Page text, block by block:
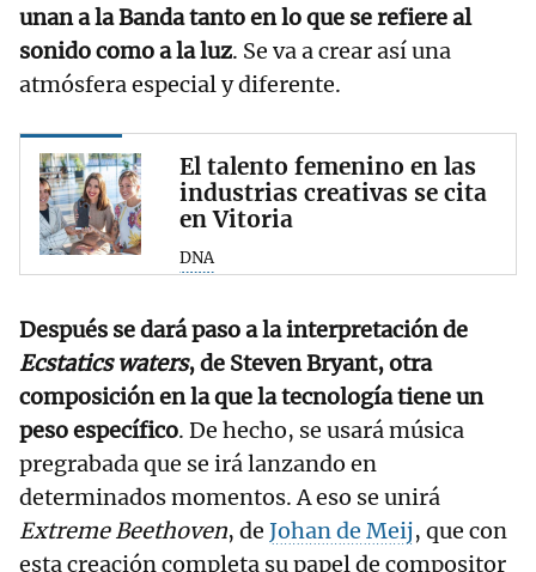
unan a la Banda tanto en lo que se refiere al
sonido como a la luz. Se va a crear así una
atmósfera especial y diferente.
El talento femenino en las
industrias creativas se cita
en Vitoria
DNA
Después se dará paso a la interpretación de
Ecstatics waters, de Steven Bryant, otra
composición en la que la tecnología tiene un
peso específico. De hecho, se usará música
pregrabada que se irá lanzando en
determinados momentos. A eso se unirá
Extreme Beethoven, de Johan de Meij, que con
esta creación completa su papel de compositor